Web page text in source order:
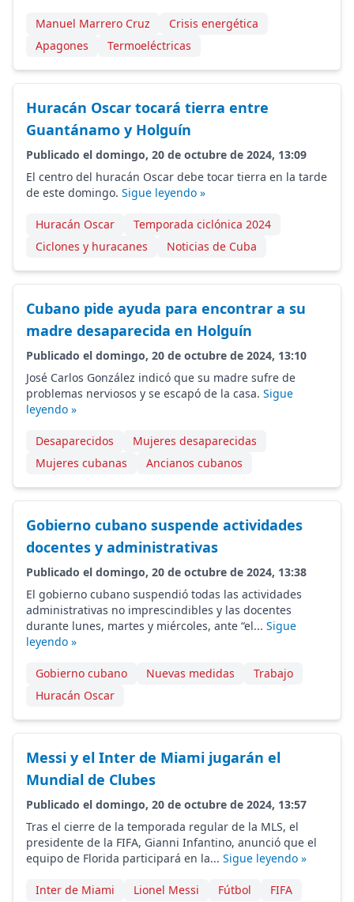
Manuel Marrero Cruz
Crisis energética
Apagones
Termoeléctricas
Huracán Oscar tocará tierra entre
Guantánamo y Holguín
Publicado el domingo, 20 de octubre de 2024, 13:09
El centro del huracán Oscar debe tocar tierra en la tarde
de este domingo. Sigue leyendo »
Huracán Oscar
Temporada ciclónica 2024
Ciclones y huracanes
Noticias de Cuba
Cubano pide ayuda para encontrar a su
madre desaparecida en Holguín
Publicado el domingo, 20 de octubre de 2024, 13:10
José Carlos González indicó que su madre sufre de
problemas nerviosos y se escapó de la casa. Sigue
leyendo »
Desaparecidos
Mujeres desaparecidas
Mujeres cubanas
Ancianos cubanos
Gobierno cubano suspende actividades
docentes y administrativas
Publicado el domingo, 20 de octubre de 2024, 13:38
El gobierno cubano suspendió todas las actividades
administrativas no imprescindibles y las docentes
durante lunes, martes y miércoles, ante “el... Sigue
leyendo »
Gobierno cubano Nuevas medidas
Trabajo
Huracán Oscar
Messi y el Inter de Miami jugarán el
Mundial de Clubes
Publicado el domingo, 20 de octubre de 2024, 13:57
Tras el cierre de la temporada regular de la MLS, el
presidente de la FIFA, Gianni Infantino, anunció que el
equipo de Florida participará en la... Sigue leyendo »
Inter de Miami Lionel Messi Fútbol FIFA